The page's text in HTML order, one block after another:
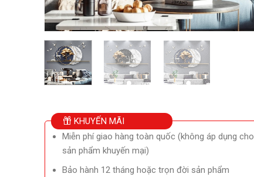
KHUYẾN MÃI
Miễn phí giao hàng toàn quốc (không áp dụng cho
sản phẩm khuyến mại)
Bảo hành 12 tháng hoặc trọn đời sản phẩm